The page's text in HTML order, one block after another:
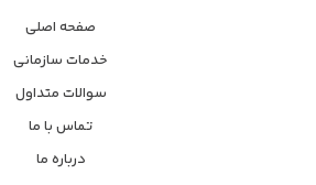
صفحه اصلی
خدمات سازمانی
سوالات متداول
تماس با ما
درباره ما